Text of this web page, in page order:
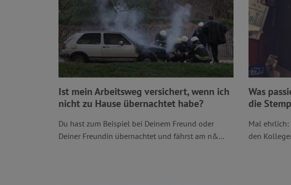
Ist mein Arbeitsweg versichert, wenn ich
nicht zu Hause übernachtet habe?
Du hast zum Beispiel bei Deinem Freund oder
Deiner Freundin übernachtet und fährst am n&...
Was
die
Mal
den